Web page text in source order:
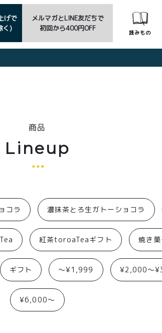
げで
く)
メルマガとLINE友だちで
初回から400円OFF
読みもの
商品
Lineup
コラ 濃抹茶とろ生ガトーショコラ
紅茶toroaTeaギフト 焼き
ギフト 〜¥1,999 ¥2,000〜
¥6,000〜